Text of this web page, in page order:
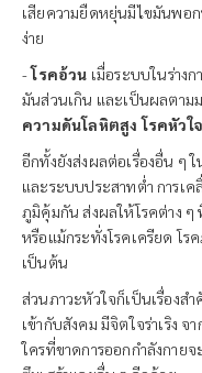
เสียความยืดหยุ่นมีไขมันพอ
ง่าย
-โรคอ้วน เมื่อระบบในร่าง
มันส่วนเกิน และเป็นผลตามม
ความดันโลหิตสูง โรคหัวใจ
อีกทั้งยังส่งผลต่อเรื่องอื่น ๆ
และระบบประสาทต่ำ การเค
ภูมิคุ้มกัน ส่งผลให้โรคต่าง ๆ
หรือแม้กระทั่งโรคเครียด โร
เป็นต้น
ส่วนภาวะหัวใจก็เป็นเรื่องส
เข้ากับสังคม มีจิตใจร่าเริง
ใครที่ขาดการออกกำลังกาย